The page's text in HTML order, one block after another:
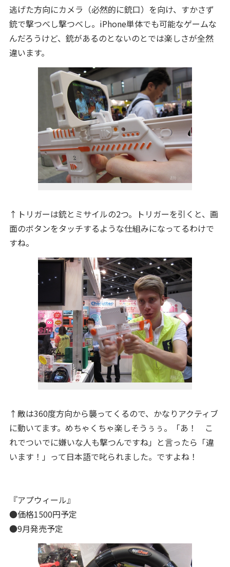
逃げた方向にカメラ（必然的に銃口）を向け、すかさず
銃で撃つべし撃つべし。iPhone単体でも可能なゲームな
んだろうけど、銃があるのとないのとでは楽しさが全然
違います。
↑トリガーは銃とミサイルの2つ。トリガーを引くと、画
面のボタンをタッチするような仕組みになってるわけで
すね。
↑敵は360度方向から襲ってくるので、かなりアクティブ
に動いてます。めちゃくちゃ楽しそうぅぅ。「あ！ こ
れでついでに嫌いな人も撃つんですね」と言ったら「違
います！」って日本語で叱られました。ですよね！
『アプウィール』
●価格1500円予定
●9月発売予定